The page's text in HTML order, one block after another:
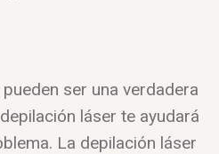
ser una verdadera
láser te ayudará
La depilación láser